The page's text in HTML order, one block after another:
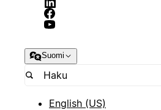
Suomi
English (US)